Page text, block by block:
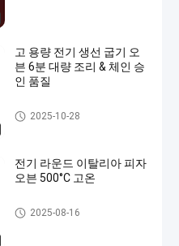
고 용량 전기 생선 굽기 오
븐 6분 대량 조리 & 체인 승
인 품질
생선류 그릴 기계
2025-10-28
전기 라운드 이탈리아 피자
오븐 500°C 고온
이탈리아 피자 오븐
2025-08-16